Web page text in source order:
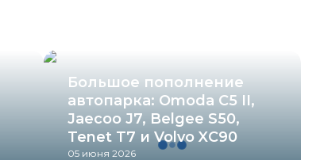
Большое пополнение
автопарка: Omoda C5 II,
Jaecoo J7, Belgee S50,
Tenet T7 и Volvo XC90
05 июня 2026